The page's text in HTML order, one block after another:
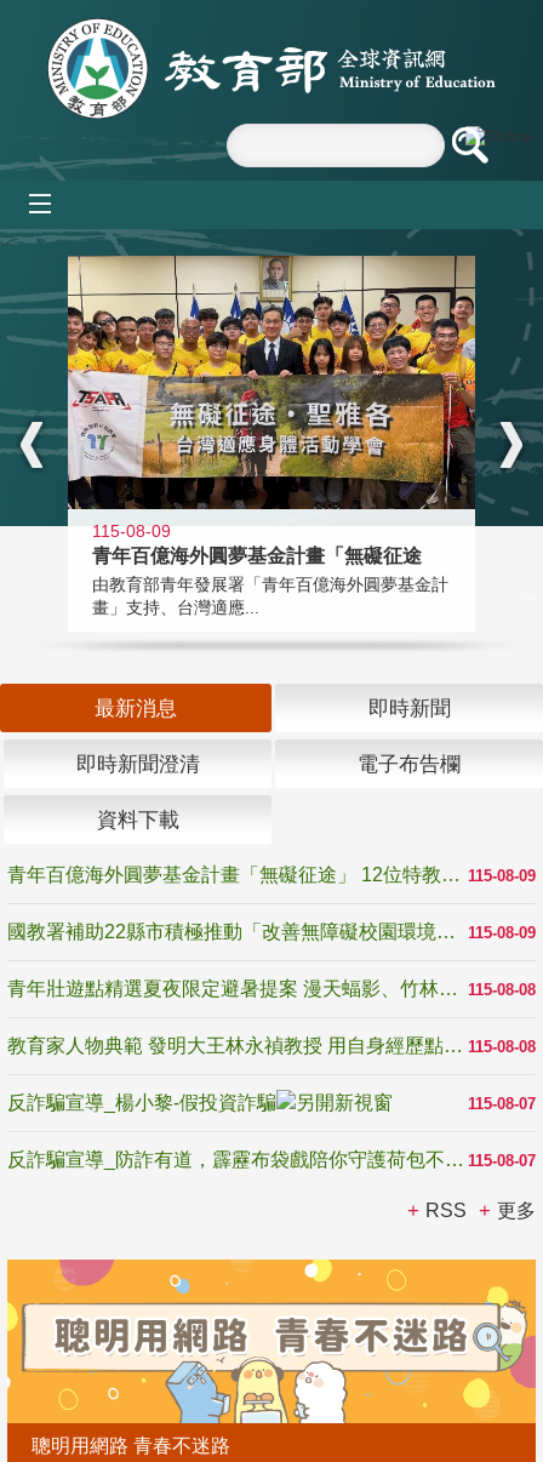
跳到主要內容區塊
:::
115-08-09
青年百億海外圓夢基金計畫「無礙征途
由教育部青年發展署「青年百億海外圓夢基金計
畫」支持、台灣適應...
最新消息 即時新聞
即時新聞澄清 電子布告欄
資料下載
115-08-09
青年百億海外圓夢基金計畫「無礙征途」 12位特教與弱勢青年勇闖西班牙 跨越感官限制見證生命蛻變
115-08-09
國教署補助22縣市積極推動「改善無障礙校園環境計畫」 打造友善、安全、無礙學習空間
115-08-08
青年壯遊點精選夏夜限定避暑提案 漫天蝠影、竹林尋蛙、茶香夜觀 邀青年暮色出發
115-08-08
教育家人物典範 發明大王林永禎教授 用自身經歷點亮學生的路
115-08-07
反詐騙宣導_楊小黎-假投資詐騙
115-08-07
反詐騙宣導_防詐有道，霹靂布袋戲陪你守護荷包不受騙
RSS 更多
聰明用網路 青春不迷路